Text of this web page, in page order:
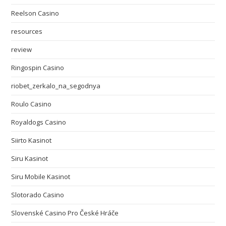
Reelson Casino
resources
review
Ringospin Casino
riobet_zerkalo_na_segodnya
Roulo Casino
Royaldogs Casino
Siirto Kasinot
Siru Kasinot
Siru Mobile Kasinot
Slotorado Casino
Slovenské Casino Pro České Hráče